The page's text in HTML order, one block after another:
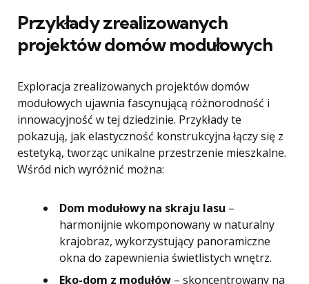
Przykłady zrealizowanych
projektów domów modułowych
Exploracja zrealizowanych projektów domów
modułowych ujawnia fascynującą różnorodność i
innowacyjność w tej dziedzinie. Przykłady te
pokazują, jak elastyczność konstrukcyjna łączy się z
estetyką, tworząc unikalne przestrzenie mieszkalne.
Wśród nich wyróżnić można:
Dom modułowy na skraju lasu –
harmonijnie wkomponowany w naturalny
krajobraz, wykorzystujący panoramiczne
okna do zapewnienia świetlistych wnętrz.
Eko-dom z modułów – skoncentrowany na